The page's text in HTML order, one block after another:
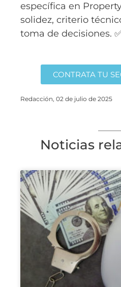
específica en
solidez, criterio
toma de decisiones.
CONTRATA TU
Redacción, 02 de julio de 2025
Noticias